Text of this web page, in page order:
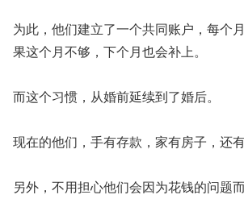
为此，他们建立了一个共同账户，每个
果这个月不够，下个月也会补上。
而这个习惯，从婚前延续到了婚后。
现在的他们，手有存款，家有房子，还
另外，不用担心他们会因为花钱的问题而